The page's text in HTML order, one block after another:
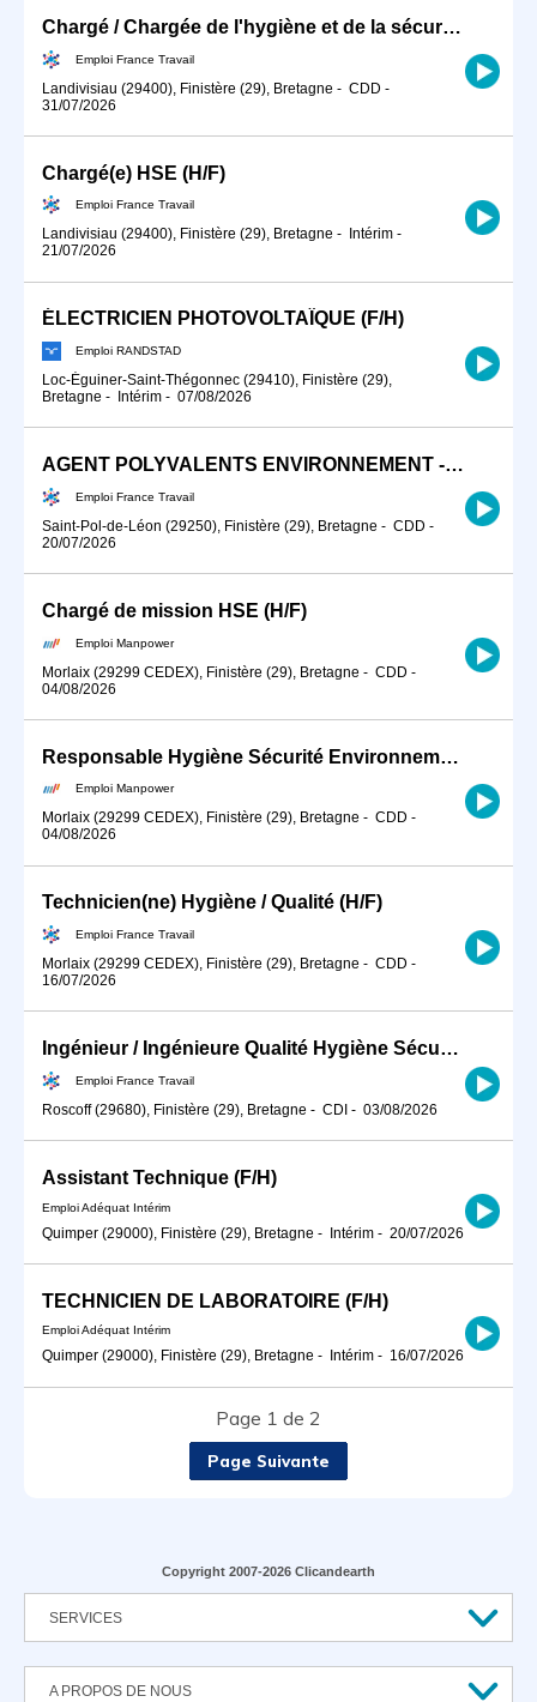
Chargé / Chargée de l'hygiène et de la sécurité du travail en ind (H/F)
Emploi France Travail
Landivisiau (29400), Finistère (29), Bretagne - CDD -
31/07/2026
Chargé(e) HSE (H/F)
Emploi France Travail
Landivisiau (29400), Finistère (29), Bretagne - Intérim -
21/07/2026
ÉLECTRICIEN PHOTOVOLTAÏQUE (F/H)
Emploi RANDSTAD
Loc-Éguiner-Saint-Thégonnec (29410), Finistère (29),
Bretagne - Intérim - 07/08/2026
AGENT POLYVALENTS ENVIRONNEMENT - ESPACES VERTS F/H
Emploi France Travail
Saint-Pol-de-Léon (29250), Finistère (29), Bretagne - CDD -
20/07/2026
Chargé de mission HSE (H/F)
Emploi Manpower
Morlaix (29299 CEDEX), Finistère (29), Bretagne - CDD -
04/08/2026
Responsable Hygiène Sécurité Environnement (H/F)
Emploi Manpower
Morlaix (29299 CEDEX), Finistère (29), Bretagne - CDD -
04/08/2026
Technicien(ne) Hygiène / Qualité (H/F)
Emploi France Travail
Morlaix (29299 CEDEX), Finistère (29), Bretagne - CDD -
16/07/2026
Ingénieur / Ingénieure Qualité Hygiène Sécurité Environnement (QH (H/F)
Emploi France Travail
Roscoff (29680), Finistère (29), Bretagne - CDI - 03/08/2026
Assistant Technique (F/H)
Emploi Adéquat Intérim
Quimper (29000), Finistère (29), Bretagne - Intérim - 20/07/2026
TECHNICIEN DE LABORATOIRE (F/H)
Emploi Adéquat Intérim
Quimper (29000), Finistère (29), Bretagne - Intérim - 16/07/2026
Page 1 de 2
Page Suivante
Copyright 2007-2026 Clicandearth
SERVICES
A PROPOS DE NOUS